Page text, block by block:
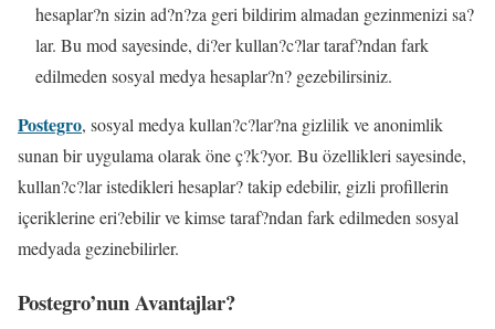
hesaplar?n sizin ad?n?za geri bildirim almadan gezinmenizi sa?
lar. Bu mod sayesinde, di?er kullan?c?lar taraf?ndan fark
edilmeden sosyal medya hesaplar?n? gezebilirsiniz.
Postegro, sosyal medya kullan?c?lar?na gizlilik ve anonimlik
sunan bir uygulama olarak öne ç?k?yor. Bu özellikleri sayesinde,
kullan?c?lar istedikleri hesaplar? takip edebilir, gizli profillerin
içeriklerine eri?ebilir ve kimse taraf?ndan fark edilmeden sosyal
medyada gezinebilirler.
Postegro’nun Avantajlar?